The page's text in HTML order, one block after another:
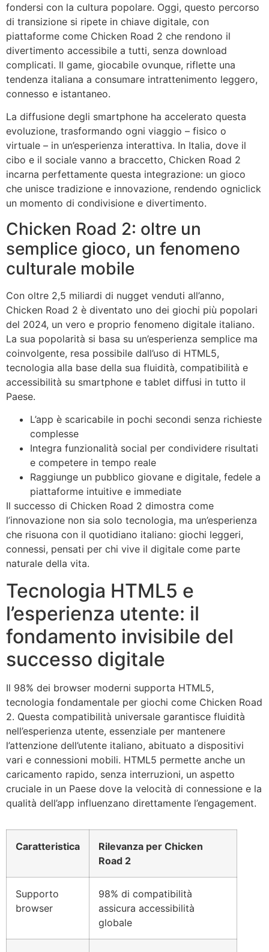
fondersi con la cultura popolare. Oggi, questo percorso
di transizione si ripete in chiave digitale, con
piattaforme come Chicken Road 2 che rendono il
divertimento accessibile a tutti, senza download
complicati. Il game, giocabile ovunque, riflette una
tendenza italiana a consumare intrattenimento leggero,
connesso e istantaneo.
La diffusione degli smartphone ha accelerato questa
evoluzione, trasformando ogni viaggio – fisico o
virtuale – in un’esperienza interattiva. In Italia, dove il
cibo e il sociale vanno a braccetto, Chicken Road 2
incarna perfettamente questa integrazione: un gioco
che unisce tradizione e innovazione, rendendo ogniclick
un momento di condivisione e divertimento.
Chicken Road 2: oltre un
semplice gioco, un fenomeno
culturale mobile
Con oltre 2,5 miliardi di nugget venduti all’anno,
Chicken Road 2 è diventato uno dei giochi più popolari
del 2024, un vero e proprio fenomeno digitale italiano.
La sua popolarità si basa su un’esperienza semplice ma
coinvolgente, resa possibile dall’uso di HTML5,
tecnologia alla base della sua fluidità, compatibilità e
accessibilità su smartphone e tablet diffusi in tutto il
Paese.
L’app è scaricabile in pochi secondi senza richieste
complesse
Integra funzionalità social per condividere risultati
e competere in tempo reale
Raggiunge un pubblico giovane e digitale, fedele a
piattaforme intuitive e immediate
Il successo di Chicken Road 2 dimostra come
l’innovazione non sia solo tecnologia, ma un’esperienza
che risuona con il quotidiano italiano: giochi leggeri,
connessi, pensati per chi vive il digitale come parte
naturale della vita.
Tecnologia HTML5 e
l’esperienza utente: il
fondamento invisibile del
successo digitale
Il 98% dei browser moderni supporta HTML5,
tecnologia fondamentale per giochi come Chicken Road
2. Questa compatibilità universale garantisce fluidità
nell’esperienza utente, essenziale per mantenere
l’attenzione dell’utente italiano, abituato a dispositivi
vari e connessioni mobili. HTML5 permette anche un
caricamento rapido, senza interruzioni, un aspetto
cruciale in un Paese dove la velocità di connessione e la
qualità dell’app influenzano direttamente l’engagement.
Caratteristica
Rilevanza per Chicken
Road 2
Supporto
browser
98% di compatibilità
assicura accessibilità
globale